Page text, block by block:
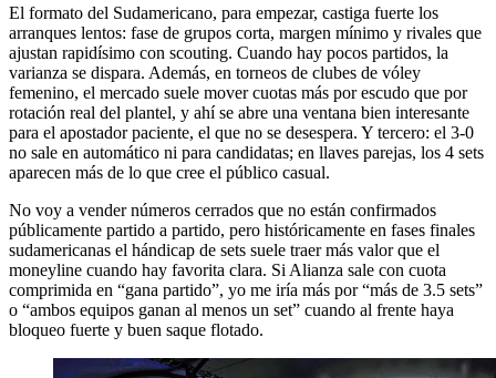
El formato del Sudamericano, para empezar, castiga fuerte los
arranques lentos: fase de grupos corta, margen mínimo y rivales que
ajustan rapidísimo con scouting. Cuando hay pocos partidos, la
varianza se dispara. Además, en torneos de clubes de vóley
femenino, el mercado suele mover cuotas más por escudo que por
rotación real del plantel, y ahí se abre una ventana bien interesante
para el apostador paciente, el que no se desespera. Y tercero: el 3-0
no sale en automático ni para candidatas; en llaves parejas, los 4 sets
aparecen más de lo que cree el público casual.
No voy a vender números cerrados que no están confirmados
públicamente partido a partido, pero históricamente en fases finales
sudamericanas el hándicap de sets suele traer más valor que el
moneyline cuando hay favorita clara. Si Alianza sale con cuota
comprimida en “gana partido”, yo me iría más por “más de 3.5 sets”
o “ambos equipos ganan al menos un set” cuando al frente haya
bloqueo fuerte y buen saque flotado.